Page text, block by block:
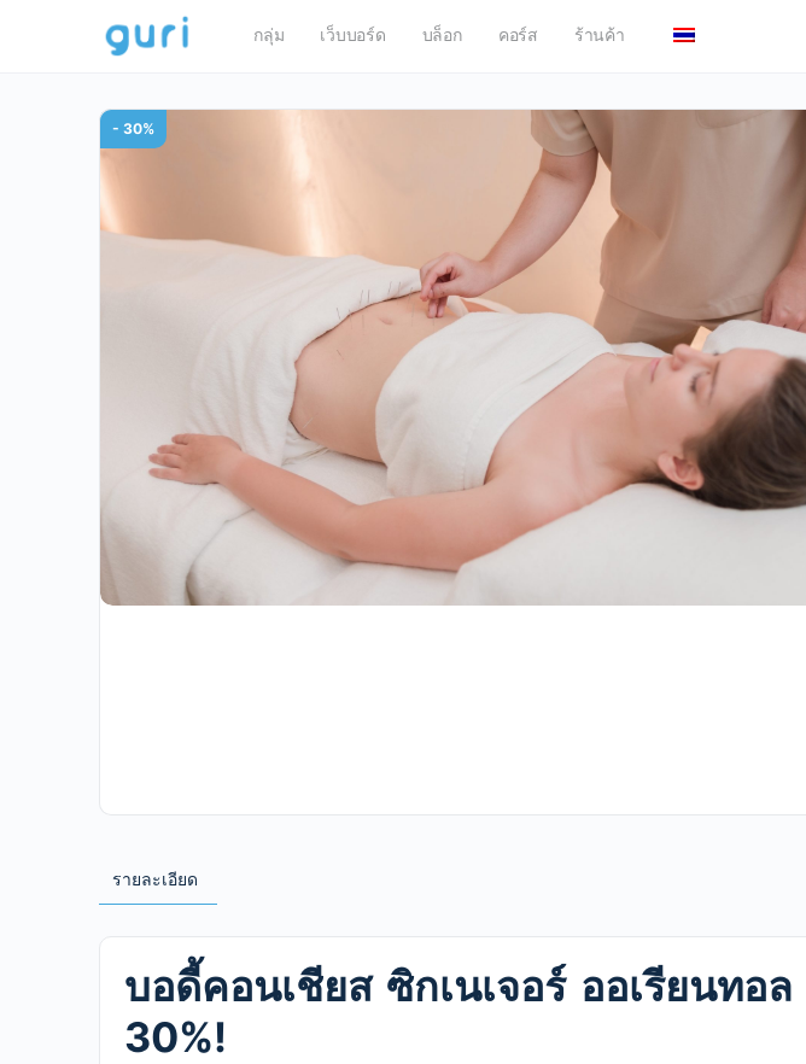
กลุ่ม เว็บบอร์ด บล็อก คอร์ส ร้านค้า
- 30%
รายละเอียด
บอดี้คอนเชียส ซิกเนเจอร์ ออเรียนทอ
30%!